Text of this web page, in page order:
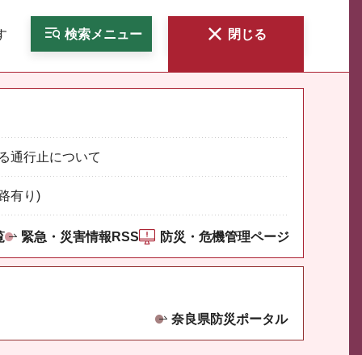
検索メニュー 閉じる
通行止について
有り)
緊急・災害情報RSS 防災・危機管理ページ
奈良県防災ポータル